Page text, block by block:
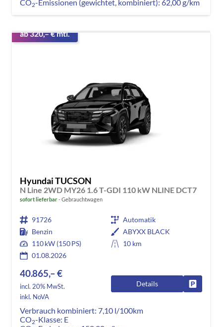
CO2-Emissionen (gewichtet, kombiniert): 62,00 g/km
ab 320,– € mtl.
Hyundai TUCSON
N Line 2WD MY26 1.6 T-GDI 110 kW NLINE DCT7
sofort lieferbar Gebrauchtwagen
91726
Automatik
Benzin
ABYXX BLACK
110 kW (150 PS)
10 km
01.08.2026
40.865,– €
incl. 20% MwSt.
inkl. NoVA
Details
Verbrauch kombiniert: 7,10 l/100km
CO2-Klasse: E